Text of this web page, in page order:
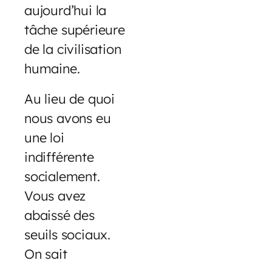
aujourd’hui la
tâche supérieure
de la civilisation
humaine.
Au lieu de quoi
nous avons eu
une loi
indifférente
socialement.
Vous avez
abaissé des
seuils sociaux.
On sait